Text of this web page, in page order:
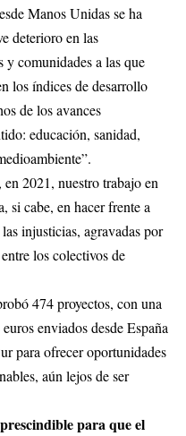
Manos Unidas se ha
deterioro en las
y comunidades a las que
los índices de desarrollo
de los avances
educación, sanidad,
2021, nuestro trabajo en
si cabe, en hacer frente a
injusticias, agravadas por
los colectivos de
474 proyectos, con una
enviados desde España
para ofrecer oportunidades
aún lejos de ser
para que el